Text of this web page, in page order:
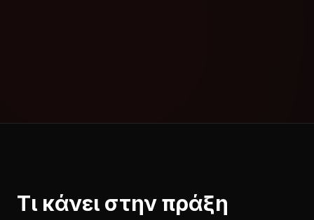
Τι κάνει στην πράξη